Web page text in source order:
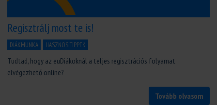
Regisztrálj most te is!
DIÁKMUNKA HASZNOS TIPPEK
Tudtad, hogy az euDiákoknál a teljes regisztrációs folyamat
elvégezhető online?
Tovább olvasom